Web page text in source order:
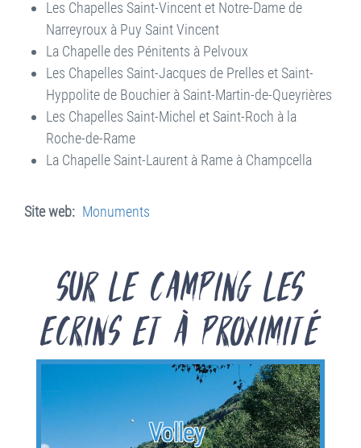
Les Chapelles Saint-Vincent et Notre-Dame de
Narreyroux à Puy Saint Vincent
La Chapelle des Pénitents à Pelvoux
Les Chapelles Saint-Jacques de Prelles et Saint-
Hyppolite de Bouchier à Saint-Martin-de-Queyrières
Les Chapelles Saint-Michel et Saint-Roch à la
Roche-de-Rame
La Chapelle Saint-Laurent à Rame à Champcella
Site web Monuments
Sur le Camping les
Ecrins et à proximité
Volley